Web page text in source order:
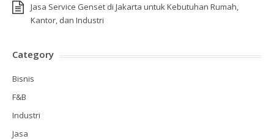
Jasa Service Genset di Jakarta untuk Kebutuhan Rumah,
Kantor, dan Industri
Category
Bisnis
F&B
Industri
Jasa